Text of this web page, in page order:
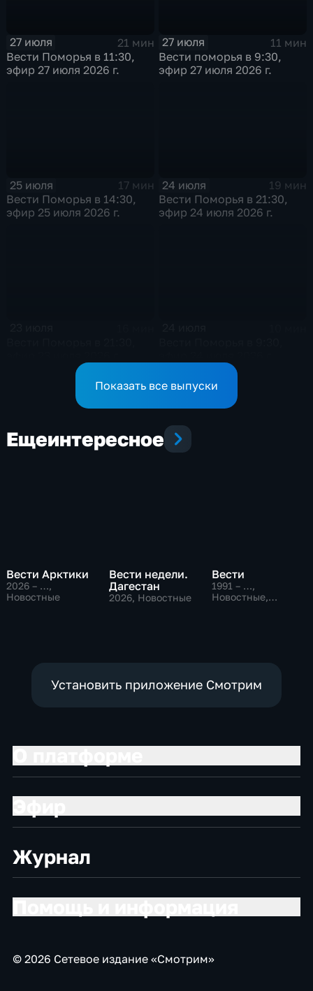
27 июля
21 мин
Вести Поморья в 11:30,
эфир 27 июля 2026 г.
27 июля
11 мин
Вести поморья в 9:30,
эфир 27 июля 2026 г.
25 июля
17 мин
Вести Поморья в 14:30,
эфир 25 июля 2026 г.
24 июля
19 мин
Вести Поморья в 21:30,
эфир 24 июля 2026 г.
Показать все выпуски
Ещеинтересное
Вести Арктики
2026 – …,
Новостные
Вести недели.
Дагестан
2026, Новостные
Вести
1991 – …,
Новостные,
Установить приложение Смотрим
Журнал
© 2026 Сетевое издание «Смотрим»